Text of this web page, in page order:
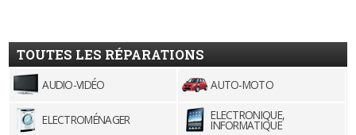
TOUTES LES RÉPARATIONS
AUDIO-VIDÉO AUTO-MOTO
ELECTROMÉNAGER ELECTRONIQUE,
INFORMATIQUE